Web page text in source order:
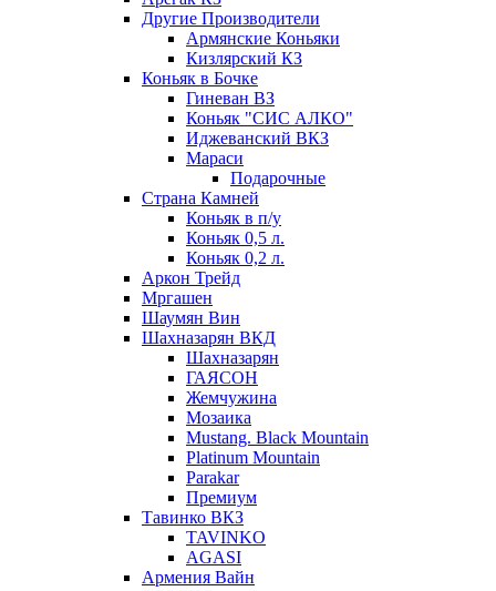
Другие Производители
Армянские Коньяки
Кизлярский КЗ
Коньяк в Бочке
Гиневан ВЗ
Коньяк "СИС АЛКО"
Иджеванский ВКЗ
Мараси
Подарочные
Страна Камней
Коньяк в п/у
Коньяк 0,5 л.
Коньяк 0,2 л.
Аркон Трейд
Мргашен
Шаумян Вин
Шахназарян ВКД
Шахназарян
ГАЯСОН
Жемчужина
Мозаика
Mustang. Black Mountain
Platinum Mountain
Parakar
Премиум
Тавинко ВКЗ
TAVINKO
AGASI
Армения Вайн